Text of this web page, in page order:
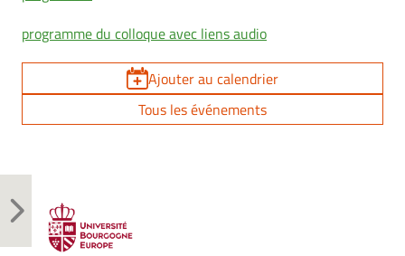
programme du colloque avec liens audio
Ajouter au calendrier
Tous les événements